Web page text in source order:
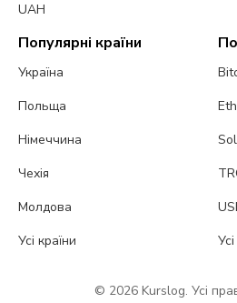
UAH
Популярні країни
Україна
Польща
Німеччина
Чехія
Молдова
Усі країни
© 2026 Kurslog. Усі